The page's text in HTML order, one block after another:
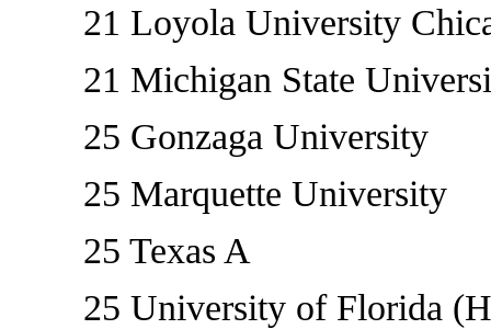
21 Loyola University
21 Michigan State
25 Gonzaga University
25 Marquette University
25 Texas A
25 University of Florida